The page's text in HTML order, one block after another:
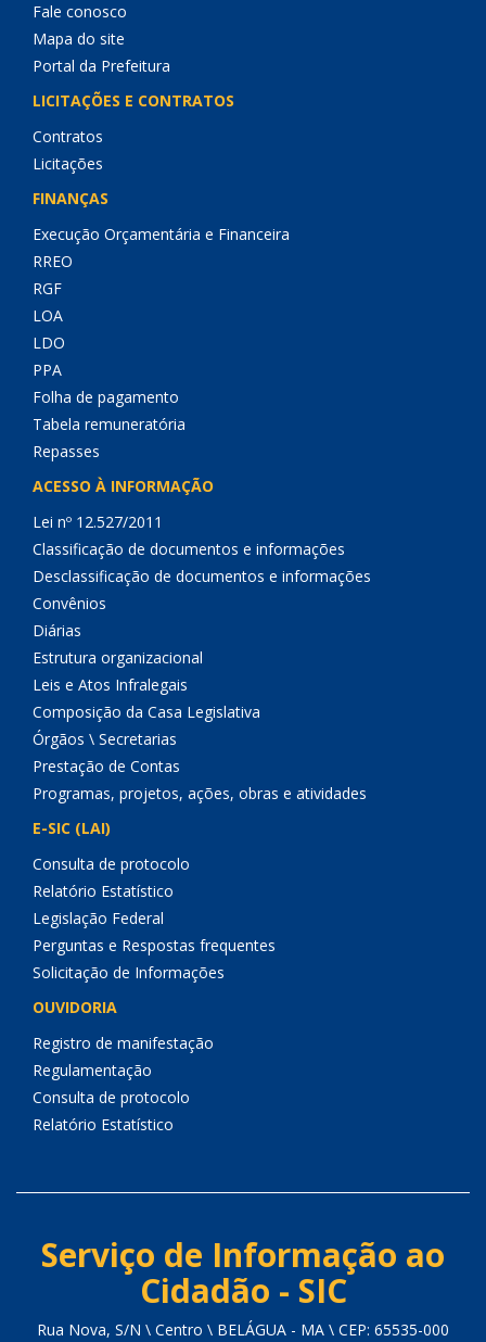
Fale conosco
Mapa do site
Portal da Prefeitura
LICITAÇÕES E CONTRATOS
Contratos
Licitações
FINANÇAS
Execução Orçamentária e Financeira
RREO
RGF
LOA
LDO
PPA
Folha de pagamento
Tabela remuneratória
Repasses
ACESSO À INFORMAÇÃO
Lei nº 12.527/2011
Classificação de documentos e informações
Desclassificação de documentos e informações
Convênios
Diárias
Estrutura organizacional
Leis e Atos Infralegais
Composição da Casa Legislativa
Órgãos \ Secretarias
Prestação de Contas
Programas, projetos, ações, obras e atividades
E-SIC (LAI)
Consulta de protocolo
Relatório Estatístico
Legislação Federal
Perguntas e Respostas frequentes
Solicitação de Informações
OUVIDORIA
Registro de manifestação
Regulamentação
Consulta de protocolo
Relatório Estatístico
Serviço de Informação ao
Cidadão - SIC
Rua Nova, S/N \ Centro \ BELÁGUA - MA \ CEP: 65535-000